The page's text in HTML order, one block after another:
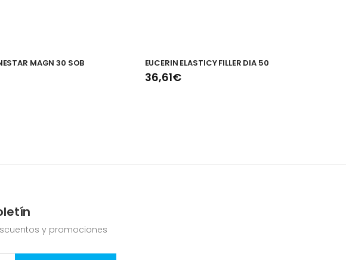
MAGN 30 SOB EUCERIN ELASTICY FILLER DIA 50
36,61€
y promociones